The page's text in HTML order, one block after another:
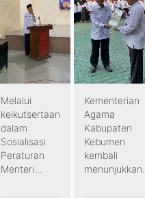
Melalui
keikutsertaan
dalam
Sosialisasi
Peraturan
Menteri...
Kementerian
Agama
Kabupaten
Kebumen
kembali
menunjukkan...